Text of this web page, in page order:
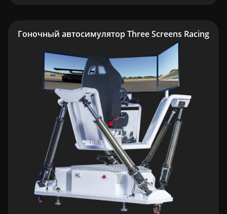
Гоночный автосимулятор Three Screens Racing